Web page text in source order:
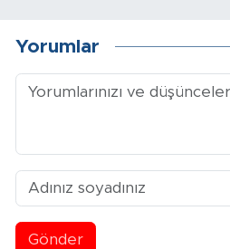
Yorumlar
Gönder